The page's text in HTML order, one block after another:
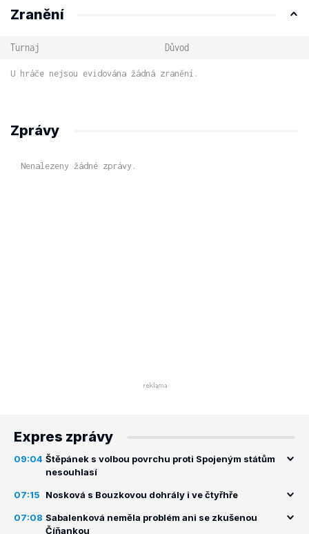
Zranění
Turnaj Důvod
U hráče nejsou evidována žádná zranění.
Zprávy
Nenalezeny žádné zprávy.
Expres zprávy
09:04 Štěpánek s volbou povrchu proti Spojeným státům
nesouhlasí
07:15 Nosková s Bouzkovou dohrály i ve čtyřhře
07:08 Sabalenková neměla problém ani se zkušenou
Číňankou